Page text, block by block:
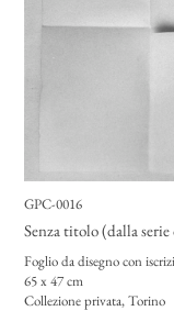
GPC-0016
Senza titolo (dalla
Foglio da disegno con
65 x 47 cm
Collezione privata, Torino